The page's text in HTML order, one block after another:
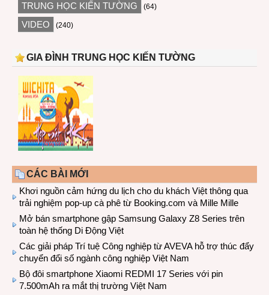
TRUNG HỌC KIẾN TƯỜNG (64)
VIDEO (240)
GIA ĐÌNH TRUNG HỌC KIẾN TƯỜNG
CÁC BÀI MỚI
Khơi nguồn cảm hứng du lịch cho du khách Việt thông qua
trải nghiệm pop-up cà phê từ Booking.com và Mille Mille
Mở bán smartphone gập Samsung Galaxy Z8 Series trên
toàn hệ thống Di Động Việt
Các giải pháp Trí tuệ Công nghiệp từ AVEVA hỗ trợ thúc đẩy
chuyển đổi số ngành công nghiệp Việt Nam
Bộ đôi smartphone Xiaomi REDMI 17 Series với pin
7.500mAh ra mắt thị trường Việt Nam